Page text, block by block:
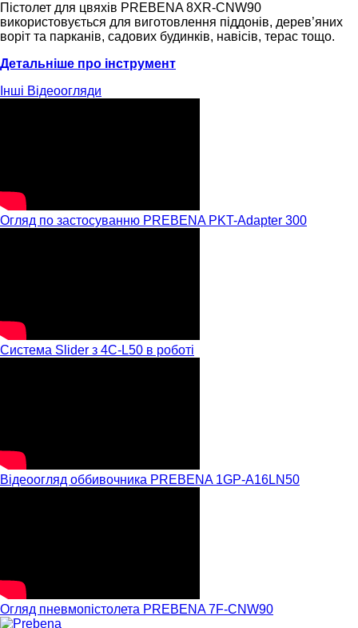
Пістолет для цвяхів PREBENA 8XR-CNW90
використовується для виготовлення піддонів, дерев’яних
воріт та парканів, садових будинків, навісів, терас тощо.
Детальніше про інструмент
Інші Відеоогляди
Огляд по застосуванню PREBENA PKT-Adapter 300
Система Slider з 4C-L50 в роботі
Відеоогляд оббивочника PREBENA 1GP-A16LN50
Огляд пневмопістолета PREBENA 7F-CNW90